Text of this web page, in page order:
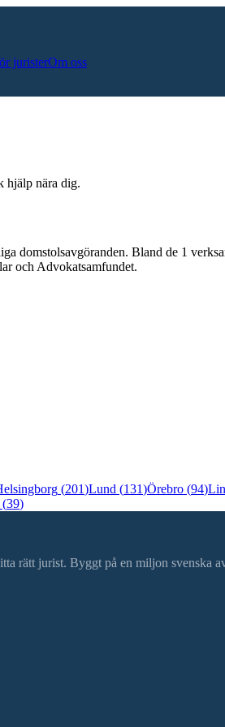
juristerOm oss
hjälp nära dig.
domstolsavgöranden. Bland de 1
och Advokatsamfundet.
(201)Lund (131)Örebro (94)
(39)
rätt jurist. Byggt på en miljon svenska